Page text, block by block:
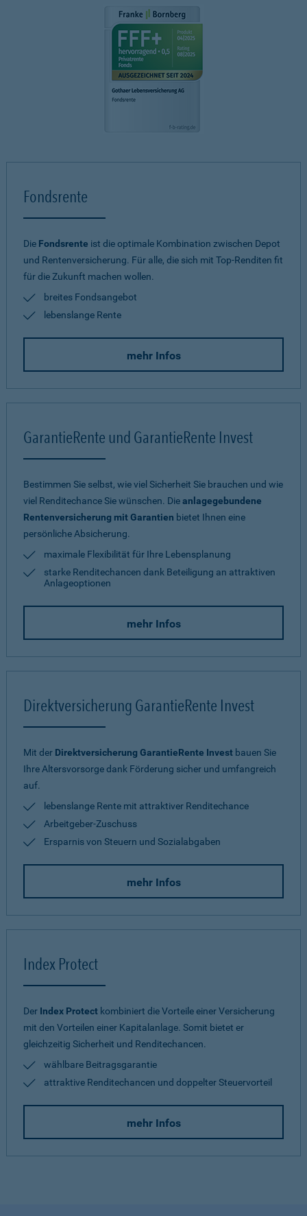
Fondsrente
Die Fondsrente ist die optimale Kombination zwischen Depot
und Rentenversicherung. Für alle, die sich mit Top-Renditen fit
für die Zukunft machen wollen.
breites Fondsangebot
lebenslange Rente
mehr Infos
GarantieRente und GarantieRente Invest
Bestimmen Sie selbst, wie viel Sicherheit Sie brauchen und wie
viel Renditechance Sie wünschen. Dieanlagegebundene
Rentenversicherung mit Garantien bietet Ihnen eine
persönliche Absicherung.
maximale Flexibilität für Ihre Lebensplanung
starke Renditechancen dank Beteiligung an attraktiven
Anlageoptionen
mehr Infos
Direktversicherung GarantieRente Invest
Mit der Direktversicherung GarantieRente Invest bauen Sie
Ihre Altersvorsorge dank Förderung sicher und umfangreich
auf.
lebenslange Rente mit attraktiver Renditechance
Arbeitgeber-Zuschuss
Ersparnis von Steuern und Sozialabgaben
mehr Infos
Index Protect
Der Index Protect kombiniert die Vorteile einer Versicherung
mit den Vorteilen einer Kapitalanlage. Somit bietet er
gleichzeitig Sicherheit und Renditechancen.
wählbare Beitragsgarantie
attraktive Renditechancen und doppelter Steuervorteil
mehr Infos